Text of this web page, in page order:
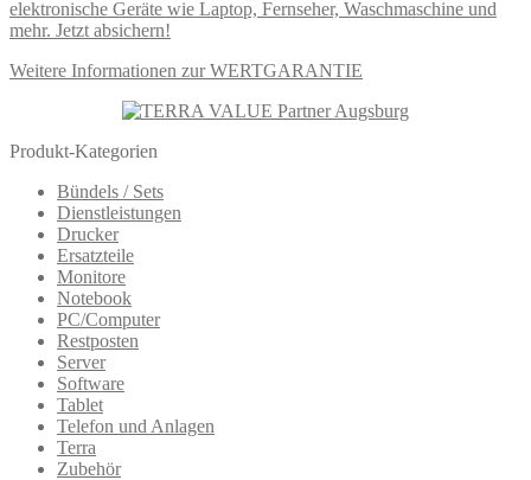
Weitere Informationen zur WERTGARANTIE
Produkt-Kategorien
Bündels / Sets
Dienstleistungen
Drucker
Ersatzteile
Monitore
Notebook
PC/Computer
Restposten
Server
Software
Tablet
Telefon und Anlagen
Terra
Zubehör